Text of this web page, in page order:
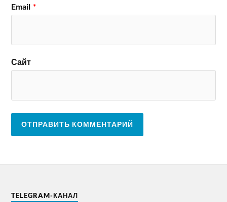
Email *
Сайт
TELEGRAM-КАНАЛ